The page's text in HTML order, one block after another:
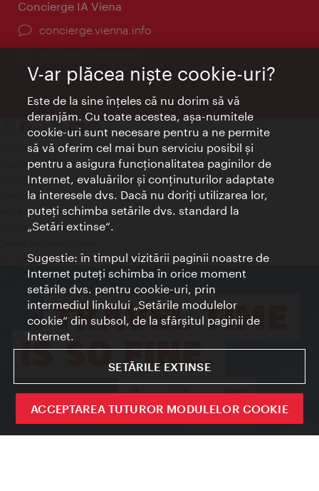
Concierge IA Viena
concierge.vienna.info
Contact
Credits
Declaraţie privind protecţia datelor
Terms of Use
Accesibilitate
Contact presa
© Copyright Wien Tourismus
V-ar plăcea nişte cookie-uri?
Este de la sine înţeles că nu dorim să vă
deranjăm. Cu toate acestea, aşa-numitele
cookie-uri sunt necesare pentru a ne permite
să vă oferim cel mai bun serviciu posibil şi
pentru a asigura funcţionalitatea paginilor de
Internet, evaluărilor şi conţinuturilor adaptate
la interesele dvs. Dacă nu doriţi utilizarea lor,
puteţi schimba setările dvs. standard la
„Setări extinse“.
Sugestie: în timpul vizitării paginii noastre de
Internet puteţi schimba în orice moment
setările dvs. pentru cookie-uri, prin
intermediul linkului „Setările modulelor
cookie“ din subsol, de la sfârşitul paginii de
Internet.
SETĂRILE EXTINSE
ACCEPTAREA TUTUROR MODULELOR COOKIE